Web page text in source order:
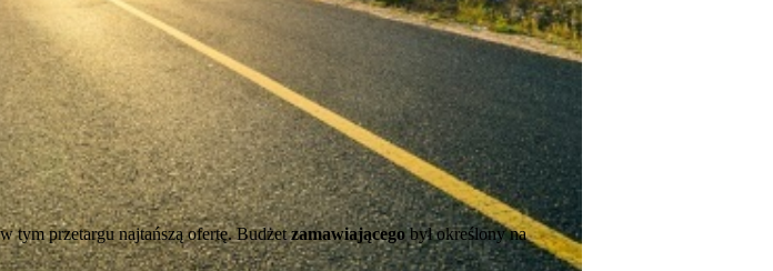
tym przetargu najtańszą ofertę. Budżetzamawiającegobył określony na